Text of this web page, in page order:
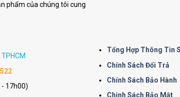
phẩm của chúng tôi cung
17h00)
Tổng Hợp Thông Tin
Chính Sách Đổi Trả
Chính Sách Bảo Hành
Chinh Sách Bảo Mật